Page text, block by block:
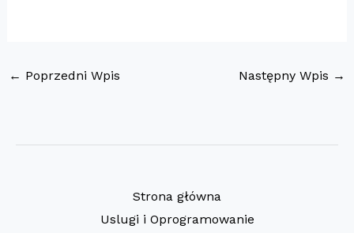
← Poprzedni Wpis Następny Wpis →
Strona główna
Uslugi i Oprogramowanie